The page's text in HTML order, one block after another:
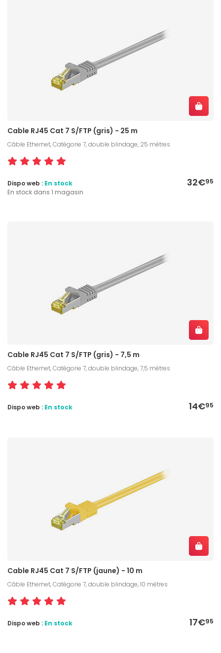
Cable RJ45 Cat 7 S/FTP (gris) - 25 m
Câble Ethernet, Catégorie 7, double blindage, 25 mètres
32€95
Dispo web : En stock
En stock dans 1 magasin
Cable RJ45 Cat 7 S/FTP (gris) - 7,5 m
Câble Ethernet, Catégorie 7, double blindage, 7,5 mètres
14€95
Dispo web : En stock
Cable RJ45 Cat 7 S/FTP (jaune) - 10 m
Câble Ethernet, Catégorie 7, double blindage, 10 mètres
17€95
Dispo web : En stock